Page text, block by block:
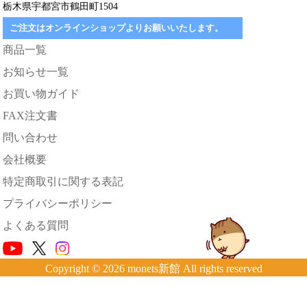
栃木県宇都宮市鶴田町1504
ご注文はオンラインショップよりお願いいたします。
商品一覧
お知らせ一覧
お買い物ガイド
FAX注文書
問い合わせ
会社概要
特定商取引に関する表記
プライバシーポリシー
よくある質問
Copyright © 2026 monets新館 All rights reserved